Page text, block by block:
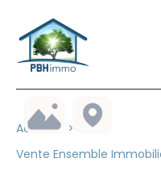
Accueil
Vente Ensemble